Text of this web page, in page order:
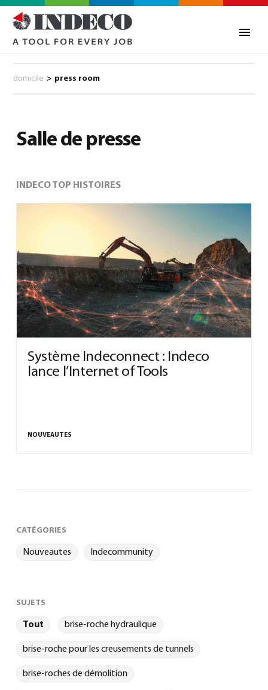
0
domicile > press room
Salle de presse
INDECO TOP HISTOIRES
Système Indeconnect : Indeco
lance l’Internet of Tools
NOUVEAUTES
CATÉGORIES
Nouveautes Indecommunity
SUJETS
Tout brise-roche hydraulique
brise-roche pour les creusements de tunnels
brise-roches de démolition